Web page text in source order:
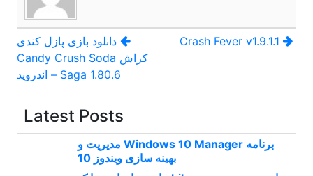
راهبری
دانلود بازی پازل کندی
کراش Candy Crush Soda
Saga 1.80.6 – اندروید
Crash Fever v1.9.1.1
Latest Posts
برنامه Windows 10 Manager مدیریت و
بهینه سازی ویندوز 10